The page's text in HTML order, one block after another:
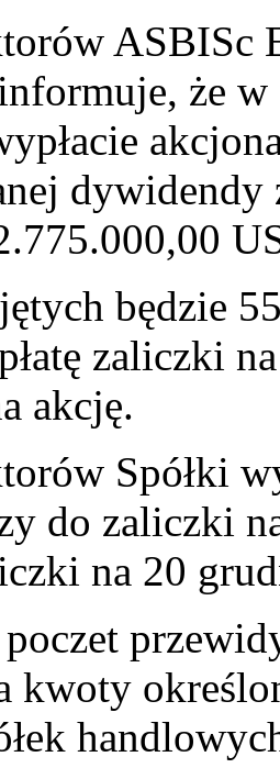
ASBISc
że w
dywidendy
będzie
zaliczki
akcję.
Spółki
do zaliczki
na 20
kwoty